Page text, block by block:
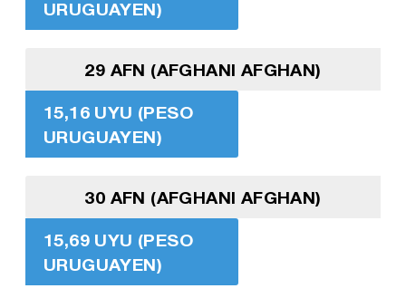
URUGUAYEN)
29 AFN (AFGHANI AFGHAN)
15,16 UYU (PESO
URUGUAYEN)
30 AFN (AFGHANI AFGHAN)
15,69 UYU (PESO
URUGUAYEN)